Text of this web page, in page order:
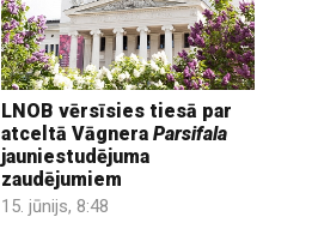
LNOB vērsīsies tiesā par
atceltā Vāgnera Parsifala
jauniestudējuma
zaudējumiem
15. jūnijs, 8:48